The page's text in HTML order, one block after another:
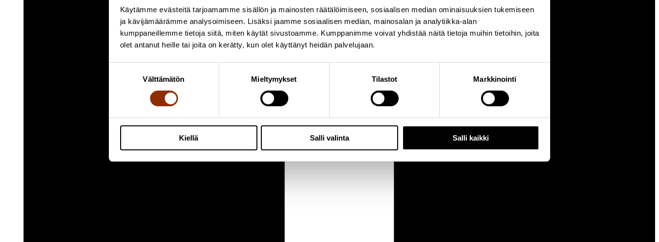
Käytämme evästeitä tarjoamamme sisällön ja mainosten räätälöimiseen, sosiaalisen median ominaisuuksien tukemiseen
ja kävijämäärämme analysoimiseen. Lisäksi jaamme sosiaalisen median, mainosalan ja analytiikka-alan
kumppaneillemme tietoja siitä, miten käytät sivustoamme. Kumppanimme voivat yhdistää näitä tietoja muihin tietoihin, joita
olet antanut heille tai joita on kerätty, kun olet käyttänyt heidän palvelujaan.
Välttämätön Mieltymykset Tilastot Markkinointi
Kiellä Salli valinta Salli kaikki